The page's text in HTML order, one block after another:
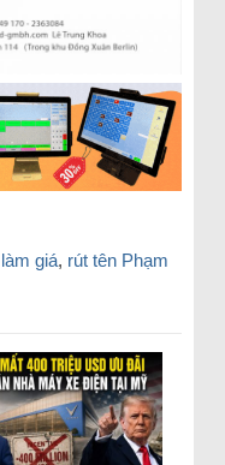
làm giá, rút tên Phạm